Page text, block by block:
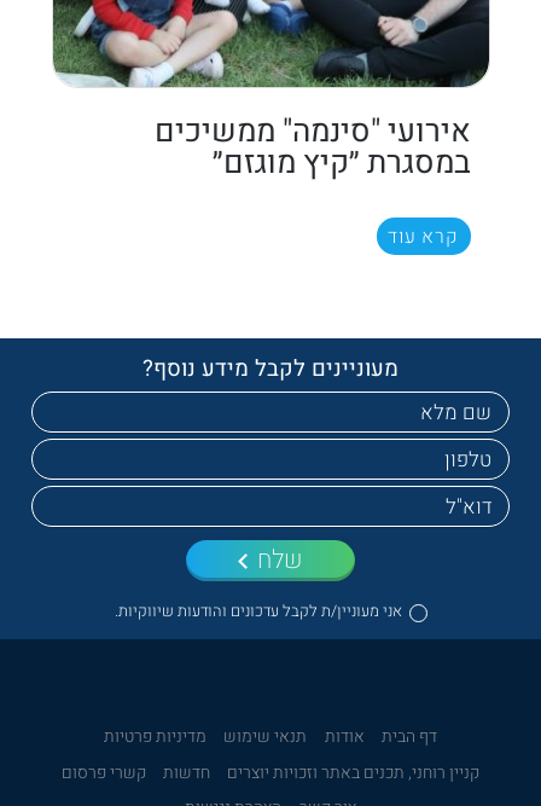
אירועי "סינמה" ממשיכים
במסגרת ״קיץ מוגזם״
קרא עוד
מעוניינים לקבל מידע נוסף?
אני מעוניין/ת לקבל עדכונים והודעות שיווקיות.
שלח
דף הבית אודות תנאי שימוש
מדיניות פרטיות
קניין רוחני, תכנים באתר וזכויות יוצרים
חדשות
קשרי פרסום